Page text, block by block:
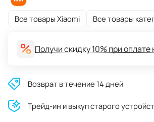
Все товары Xiaomi Все товары
Получи скидку 10% при
Возврат в течение 14 дней
Трейд-ин и выкуп старого